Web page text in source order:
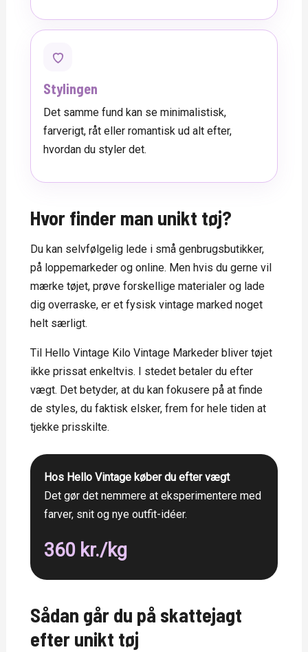
Stylingen
Det samme fund kan se minimalistisk,
farverigt, råt eller romantisk ud alt efter,
hvordan du styler det.
Hvor finder man unikt tøj?
Du kan selvfølgelig lede i små genbrugsbutikker,
på loppemarkeder og online. Men hvis du gerne vil
mærke tøjet, prøve forskellige materialer og lade
dig overraske, er et fysisk vintage marked noget
helt særligt.
Til Hello Vintage Kilo Vintage Markeder bliver tøjet
ikke prissat enkeltvis. I stedet betaler du efter
vægt. Det betyder, at du kan fokusere på at finde
de styles, du faktisk elsker, frem for hele tiden at
tjekke prisskilte.
Hos Hello Vintage køber du efter vægt
Det gør det nemmere at eksperimentere med
farver, snit og nye outfit-idéer.
360 kr./kg
Sådan går du på skattejagt
efter unikt tøj